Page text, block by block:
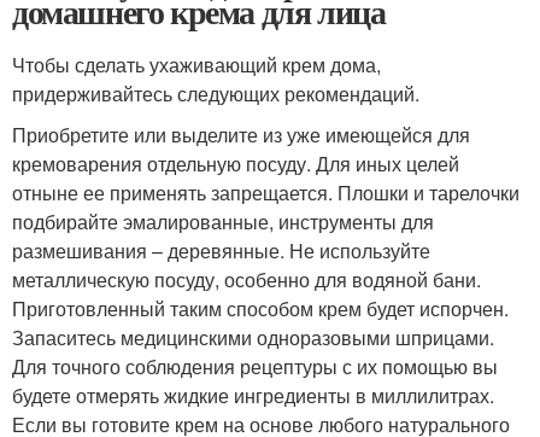
домашнего крема для лица
Чтобы сделать ухаживающий крем дома,
придерживайтесь следующих рекомендаций.
Приобретите или выделите из уже имеющейся для
кремоварения отдельную посуду. Для иных целей
отныне ее применять запрещается. Плошки и тарелочки
подбирайте эмалированные, инструменты для
размешивания – деревянные. Не используйте
металлическую посуду, особенно для водяной бани.
Приготовленный таким способом крем будет испорчен.
Запаситесь медицинскими одноразовыми шприцами.
Для точного соблюдения рецептуры с их помощью вы
будете отмерять жидкие ингредиенты в миллилитрах.
Если вы готовите крем на основе любого натурального